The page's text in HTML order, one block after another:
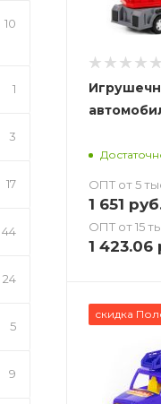
ОПТ от 5
1 651
ОПТ от 15
1 423.06
скидка
10
1
3
17
44
24
5
9